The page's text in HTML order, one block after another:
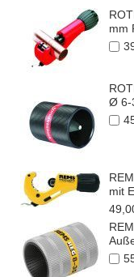
mm
Ø 6-
mit